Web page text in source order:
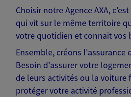
Choisir notre Agence AXA,
qui vit sur le même territoire
votre quotidien et connait vos
Ensemble, créons l'assurance
Besoin d'assurer votre
de leurs activités ou la
protéger votre activité